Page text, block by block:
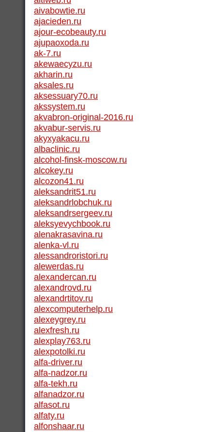
aivabowtie.ru
ajacieden.ru
ajour-ecobeauty.ru
ajupaoxoda.ru
ak-7.ru
akewaecyzu.ru
akharin.ru
aksales.ru
aksessuary70.ru
akssystem.ru
akvabron-original-2016.ru
akvabur-servis.ru
akyxyakacu.ru
albaclinic.ru
alcohol-finsk-moscow.ru
alcokey.ru
alcozon41.ru
aleksandrit51.ru
aleksandrlobchuk.ru
aleksandrsergeev.ru
aleksyevychbook.ru
alenakrasavina.ru
alenka-vl.ru
alessandroristori.ru
alewerdas.ru
alexandercan.ru
alexandrovd.ru
alexandrtitov.ru
alexcomputerhelp.ru
alexeygrey.ru
alexfresh.ru
alexplay763.ru
alexpotolki.ru
alfa-driver.ru
alfa-nadzor.ru
alfa-tekh.ru
alfanadzor.ru
alfasot.ru
alfaty.ru
alfonshaar.ru